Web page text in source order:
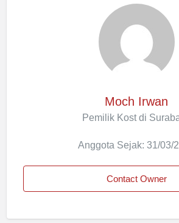
Moch Irwan
Pemilik Kost di
Anggota Sejak: 31/03/
Contact Owner